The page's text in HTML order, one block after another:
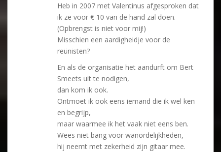
Heb in 2007 met Valentinus afgesproken dat
ik ze voor € 10 van de hand zal doen.
(Opbrengst is niet voor mij!)
Misschien een aardigheidje voor de
reünisten?
En als de organisatie het aandurft om Bert
Smeets uit te nodigen,
dan kom ik ook.
Ontmoet ik ook eens iemand die ik wel ken
en begrijp,
maar waarmee ik het vaak niet eens ben.
Wees niet bang voor wanordelijkheden,
hij neemt met zekerheid zijn gitaar mee.